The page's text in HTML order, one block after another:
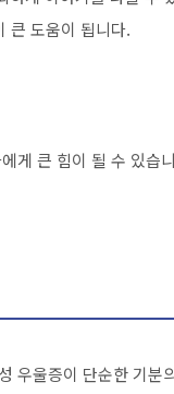
큰 도움이 됩니다.
게 큰 힘이 될 수 있
우울증이 단순한 기